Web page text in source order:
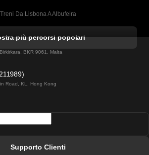
Treni Da Lisbona A Albufeira
Treni Da Lisbona A Lagos
Treni Da Lisbona A Madrid
più percorsi popolari
1451)
BKR 9061, Malta
Road, KL, Hong Kong
Supporto Clienti